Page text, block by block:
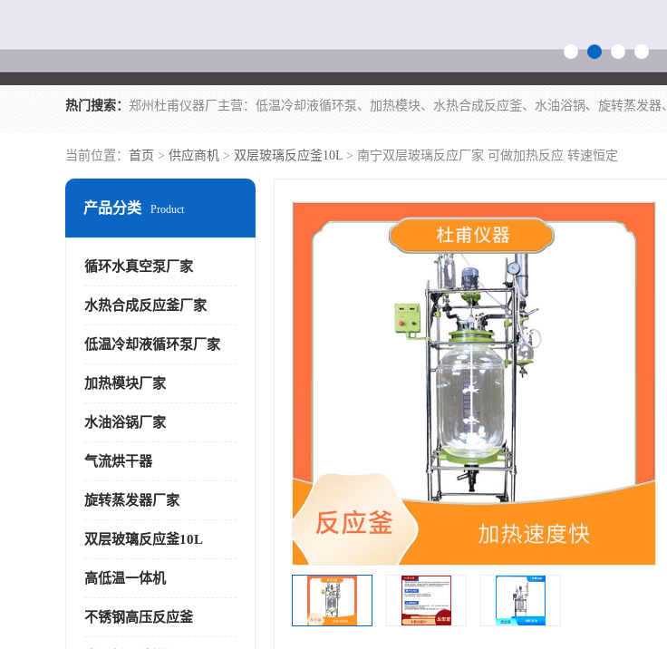
热门搜索：
当前位置： 首页 > 供应商机 > 双层玻璃反应釜10L > 南宁双层玻璃反应厂家 可做加热反应 转速恒定
产品分类 Product
循环水真空泵厂家
水热合成反应釜厂家
低温冷却液循环泵厂家
加热模块厂家
水油浴锅厂家
气流烘干器
旋转蒸发器厂家
双层玻璃反应釜10L
高低温一体机
不锈钢高压反应釜